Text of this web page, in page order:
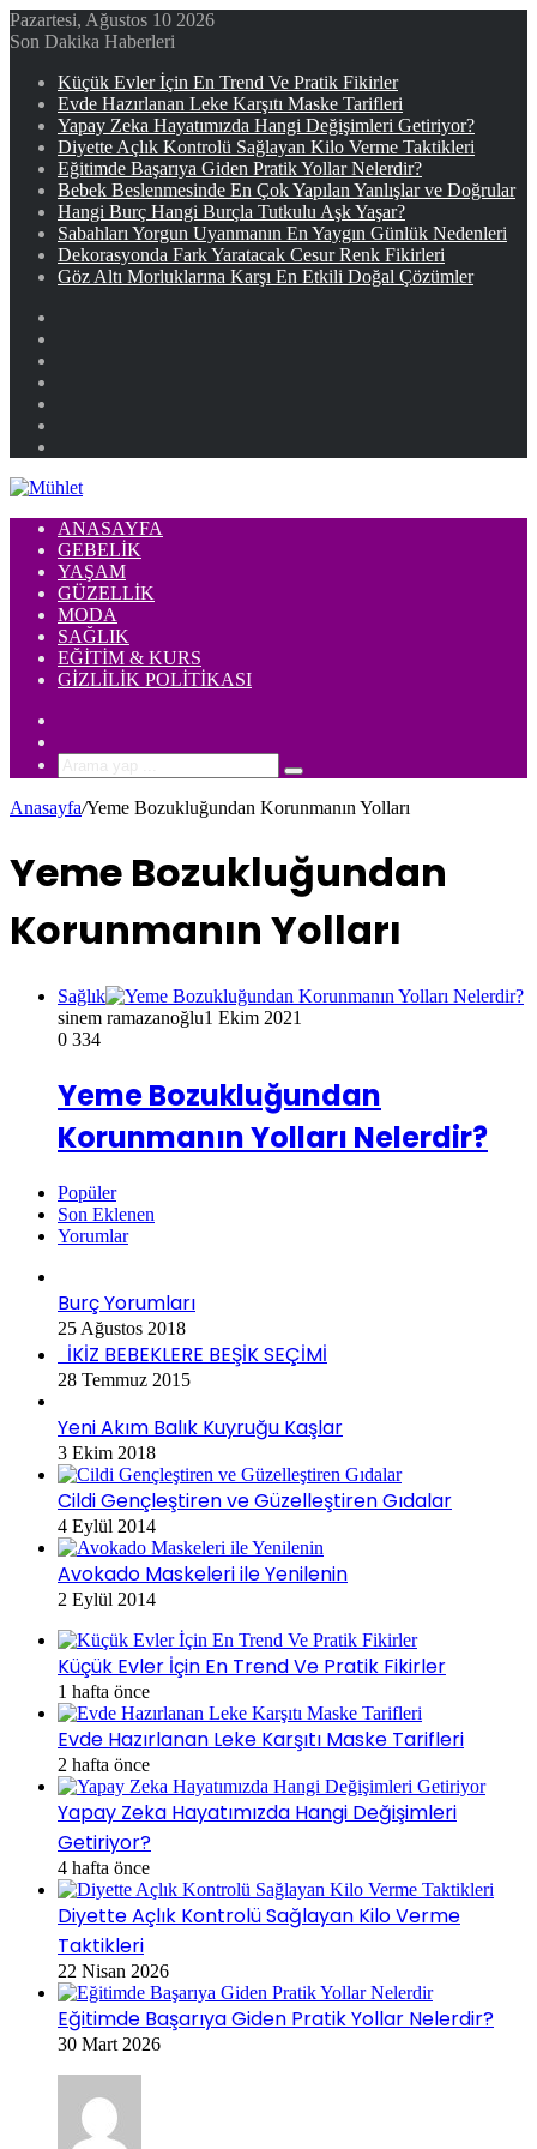
Pazartesi, Ağustos 10 2026
Son Dakika Haberleri
Küçük Evler İçin En Trend Ve Pratik Fikirler
Evde Hazırlanan Leke Karşıtı Maske Tarifleri
Yapay Zeka Hayatımızda Hangi Değişimleri Getiriyor?
Diyette Açlık Kontrolü Sağlayan Kilo Verme Taktikleri
Eğitimde Başarıya Giden Pratik Yollar Nelerdir?
Bebek Beslenmesinde En Çok Yapılan Yanlışlar ve Doğrular
Hangi Burç Hangi Burçla Tutkulu Aşk Yaşar?
Sabahları Yorgun Uyanmanın En Yaygın Günlük Nedenleri
Dekorasyonda Fark Yaratacak Cesur Renk Fikirleri
Göz Altı Morluklarına Karşı En Etkili Doğal Çözümler
ANASAYFA
GEBELIK
YAŞAM
GÜZELLIK
MODA
SAĞLIK
EĞITIM & KURS
GIZLILIK POLITIKASI
Arama
...
Anasayfa/Yeme Bozukluğundan Korunmanın Yolları
Yeme Bozukluğundan
Korunmanın Yolları
Sağlık
sinem ramazanoğlu1 Ekim 2021
0 334
Yeme Bozukluğundan
Korunmanın Yolları Nelerdir?
Popüler
Son Eklenen
Yorumlar
Burç Yorumları
25 Ağustos 2018
İKİZ BEBEKLERE BEŞİK SEÇİMİ
28 Temmuz 2015
Yeni Akım Balık Kuyruğu Kaşlar
3 Ekim 2018
Cildi Gençleştiren ve Güzelleştiren Gıdalar
4 Eylül 2014
Avokado Maskeleri ile Yenilenin
2 Eylül 2014
Küçük Evler İçin En Trend Ve Pratik Fikirler
1 hafta önce
Evde Hazırlanan Leke Karşıtı Maske Tarifleri
2 hafta önce
Yapay Zeka Hayatımızda Hangi Değişimleri
Getiriyor?
4 hafta önce
Diyette Açlık Kontrolü Sağlayan Kilo Verme
Taktikleri
22 Nisan 2026
Eğitimde Başarıya Giden Pratik Yollar Nelerdir?
30 Mart 2026